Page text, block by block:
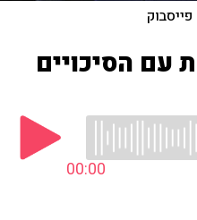
פייסבוק
עם הסיכויים
00:00